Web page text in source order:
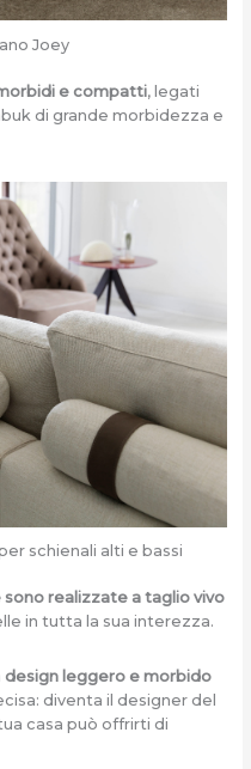
Joey
e compatti, legati
di grande morbidezza e
schienali alti e bassi
sono realizzate a taglio vivo
in tutta la sua interezza.
design leggero e morbido
diventa il designer del
casa può offrirti di